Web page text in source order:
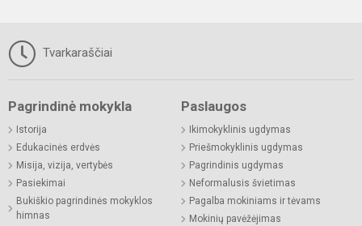
Tvarkaraščiai
Pagrindinė mokykla
Istorija
Edukacinės erdvės
Misija, vizija, vertybės
Pasiekimai
Bukiškio pagrindinės mokyklos
himnas
Paslaugos
Ikimokyklinis ugdymas
Priešmokyklinis ugdymas
Pagrindinis ugdymas
Neformalusis švietimas
Pagalba mokiniams ir tėvams
Mokinių pavėžėjimas